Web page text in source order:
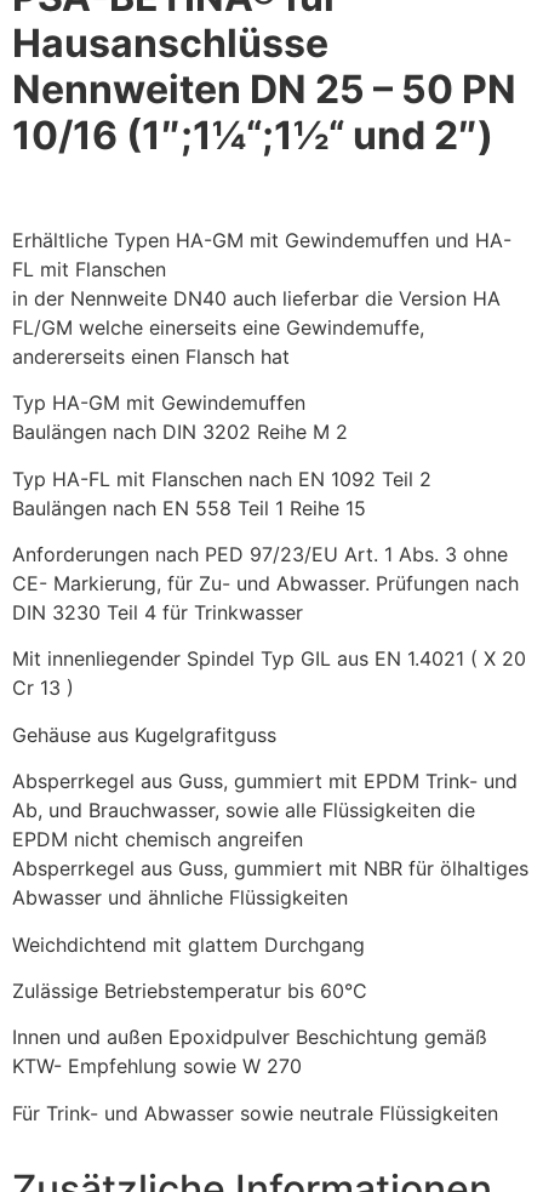
Hausanschlüsse
Nennweiten DN 25 – 50 PN
10/16 (1″;1¼“;1½“ und 2″)
Erhältliche Typen HA-GM mit Gewindemuffen und HA-
FL mit Flanschen
in der Nennweite DN40 auch lieferbar die Version HA
FL/GM welche einerseits eine Gewindemuffe,
andererseits einen Flansch hat
Typ HA-GM mit Gewindemuffen
Baulängen nach DIN 3202 Reihe M 2
Typ HA-FL mit Flanschen nach EN 1092 Teil 2
Baulängen nach EN 558 Teil 1 Reihe 15
Anforderungen nach PED 97/23/EU Art. 1 Abs. 3 ohne
CE- Markierung, für Zu- und Abwasser. Prüfungen nach
DIN 3230 Teil 4 für Trinkwasser
Mit innenliegender Spindel Typ GIL aus EN 1.4021 ( X 20
Cr 13 )
Gehäuse aus Kugelgrafitguss
Absperrkegel aus Guss, gummiert mit EPDM Trink- und
Ab, und Brauchwasser, sowie alle Flüssigkeiten die
EPDM nicht chemisch angreifen
Absperrkegel aus Guss, gummiert mit NBR für ölhaltiges
Abwasser und ähnliche Flüssigkeiten
Weichdichtend mit glattem Durchgang
Zulässige Betriebstemperatur bis 60°C
Innen und außen Epoxidpulver Beschichtung gemäß
KTW- Empfehlung sowie W 270
Für Trink- und Abwasser sowie neutrale Flüssigkeiten